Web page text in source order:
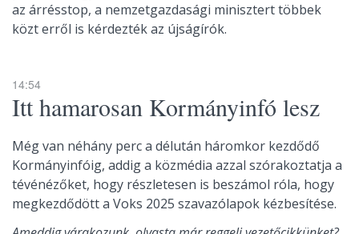
az árrésstop, a nemzetgazdasági minisztert többek
közt erről is kérdezték az újságírók.
14:54
Itt hamarosan Kormányinfó lesz
Még van néhány perc a délután háromkor kezdődő
Kormányinfóig, addig a közmédia azzal szórakoztatja a
tévénézőket, hogy részletesen is beszámol róla, hogy
megkezdődött a Voks 2025 szavazólapok kézbesítése.